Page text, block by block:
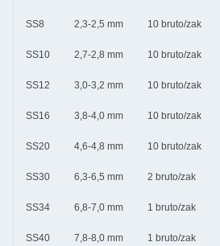
SS8 2,3-2,5 mm 10 bruto/zak
SS10 2,7-2,8 mm 10 bruto/zak
SS12 3,0-3,2 mm 10 bruto/zak
SS16 3,8-4,0 mm 10 bruto/zak
SS20 4,6-4,8 mm 10 bruto/zak
SS30 6,3-6,5 mm 2 bruto/zak
SS34 6,8-7,0 mm 1 bruto/zak
SS40 7,8-8,0 mm 1 bruto/zak